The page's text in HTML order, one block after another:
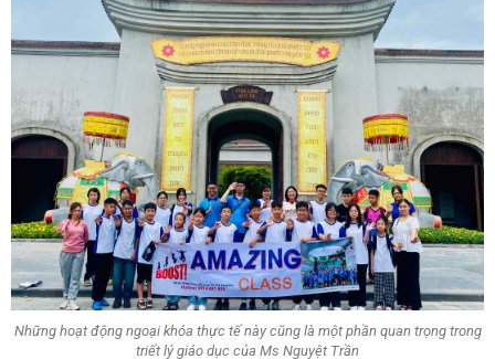
Những hoạt động ngoại khóa thực tế này cũng là một phần quan trọng trong
triết lý giáo dục của Ms Nguyệt Trần